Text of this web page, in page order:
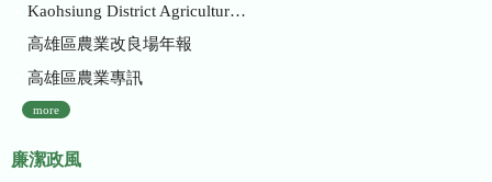
Kaohsiung District Agricultural Research and Extension Station
高雄區農業改良場年報
高雄區農業專訊
more
廉潔政風